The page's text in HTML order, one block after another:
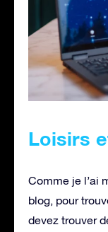
Loisirs
Comme je l’ai
blog, pour
devez trouver